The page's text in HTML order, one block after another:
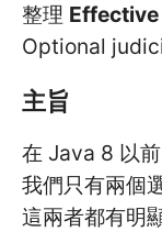
整理 Effective
Optional
主旨
在 Java 8 以
我們只有兩個
這兩者都有明